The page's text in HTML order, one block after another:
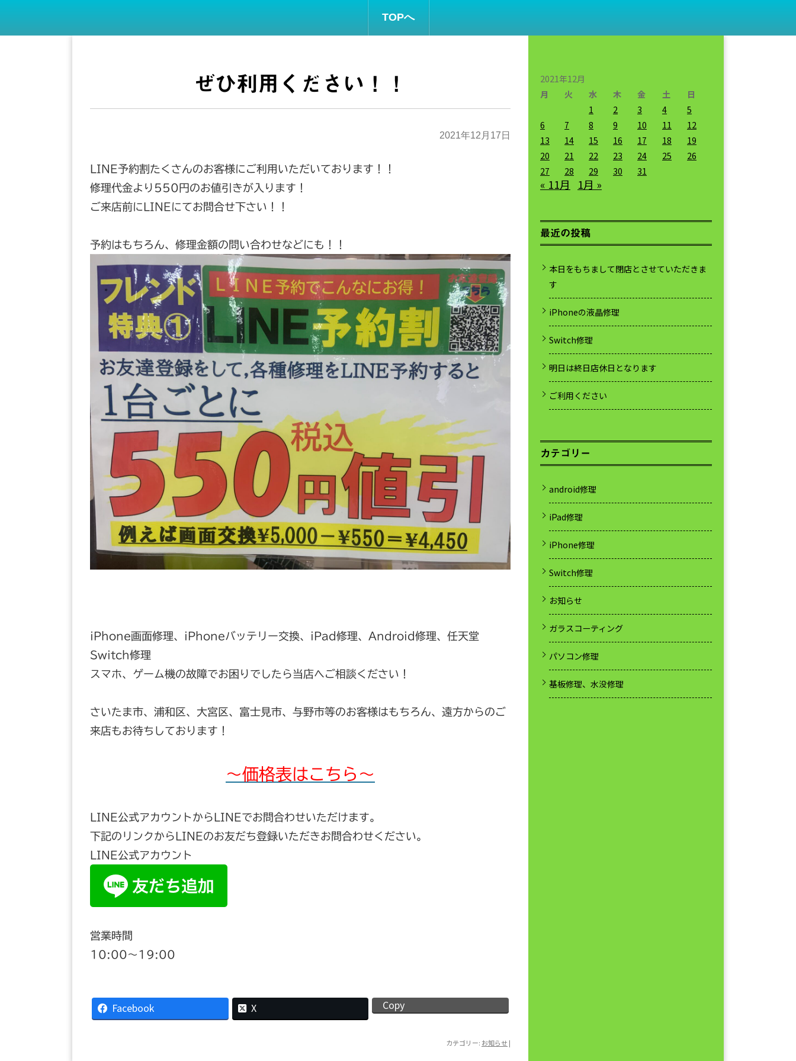
TOPへ
ぜひ利用ください！！
2021年12月17日
LINE予約割たくさんのお客様にご利用いただいております！！
修理代金より550円のお値引きが入ります！
ご来店前にLINEにてお問合せ下さい！！
予約はもちろん、修理金額の問い合わせなどにも！！
iPhone画面修理、iPhoneバッテリー交換、iPad修理、Android修理、任天堂
Switch修理
スマホ、ゲーム機の故障でお困りでしたら当店へご相談ください！
さいたま市、浦和区、大宮区、富士見市、与野市等のお客様はもちろん、遠方からのご
来店もお待ちしております！
～価格表はこちら～
LINE公式アカウントからLINEでお問合わせいただけます。
下記のリンクからLINEのお友だち登録いただきお問合わせください。
LINE公式アカウント
営業時間
10:00〜19:00
Facebook X Copy
カテゴリー: お知らせ |
2021年12月
月
火 水 木 金 土
日
1
2 3 4
5
6
7 8 9 10 11
12
13
14 15 16 17 18
19
20
21 22 23 24 25
26
27
28 29 30 31
« 11月 1月 »
最近の投稿
本日をもちまして閉店とさせていただきま
す
iPhoneの液晶修理
Switch修理
明日は終日店休日となります
ご利用ください
カテゴリー
android修理
iPad修理
iPhone修理
Switch修理
お知らせ
ガラスコーティング
パソコン修理
基板修理、水没修理